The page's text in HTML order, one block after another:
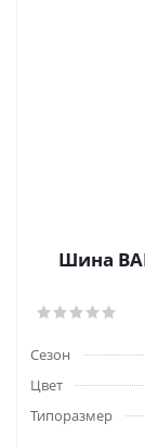
Шина
Сезон
Цвет
Типоразмер